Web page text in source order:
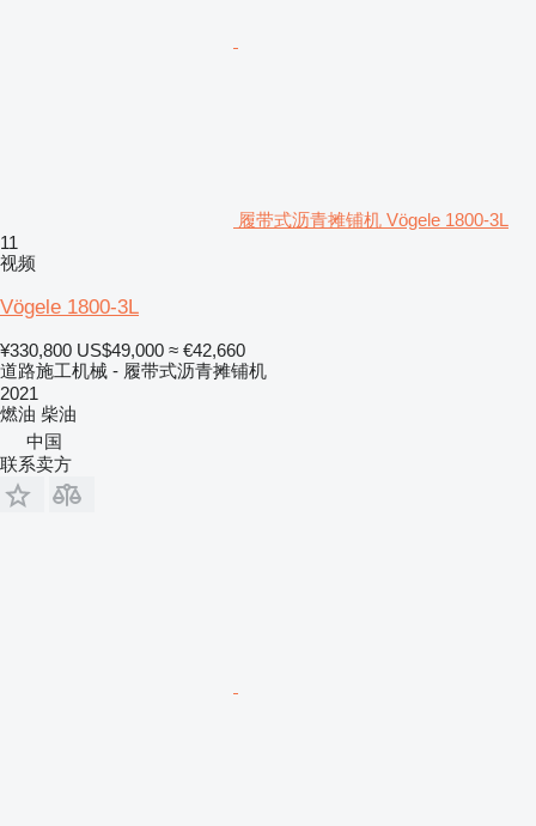
履带式沥青摊铺机 Vögele 1800-3L
11
视频
Vögele 1800-3L
¥330,800 US$49,000 ≈ €42,660
道路施工机械 - 履带式沥青摊铺机
2021
燃油 柴油
中国
联系卖方